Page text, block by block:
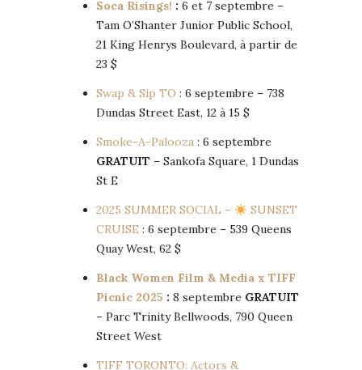
Soca Risings! : 6 et 7 septembre –
Tam O’Shanter Junior Public School,
21 King Henrys Boulevard, à partir de
23 $
Swap & Sip TO : 6 septembre – 738
Dundas Street East, 12 à 15 $
Smoke-A-Palooza : 6 septembre
GRATUIT – Sankofa Square, 1 Dundas
St E
2025 SUMMER SOCIAL –
SUNSET
CRUISE : 6 septembre – 539 Queens
Quay West, 62 $
Black Women Film & Media x TIFF
Picnic 2025 : 8 septembre GRATUIT
– Parc Trinity Bellwoods, 790 Queen
Street West
TIFF TORONTO: Actors &